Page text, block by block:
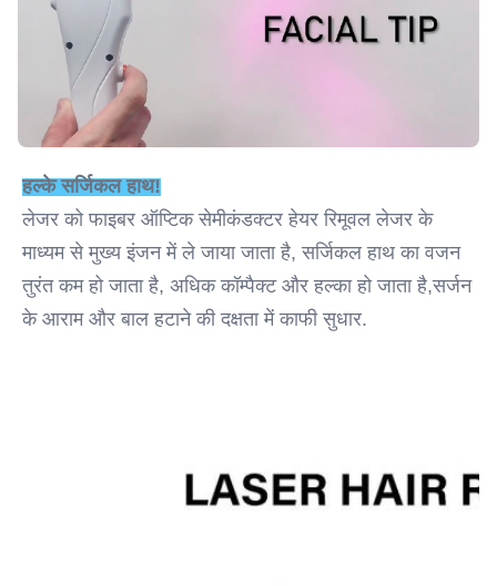
हल्के सर्जिकल हाथ!
लेजर को फाइबर ऑप्टिक सेमीकंडक्टर हेयर रिमूवल लेजर के
माध्यम से मुख्य इंजन में ले जाया जाता है, सर्जिकल हाथ का वजन
तुरंत कम हो जाता है, अधिक कॉम्पैक्ट और हल्का हो जाता है,सर्जन
के आराम और बाल हटाने की दक्षता में काफी सुधार.